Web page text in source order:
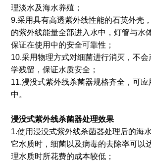
理淡水及海水养殖；
9.采用具有高透紫外线性能的石英外壳
的紫外线能量全部进入水中，灯管与水
保证在使用中的安全可靠性；
10.采用物理方式对细菌进行消灭，不
学残留，保证水质安全；
11.浸没式紫外线杀菌器规格齐全，可
中。
浸没式紫外线杀菌器处理效果
1.使用浸没式紫外线杀菌器处理后的海
它水质时，细菌以及病毒的去除率可以
理水质时所花费的成本较低；